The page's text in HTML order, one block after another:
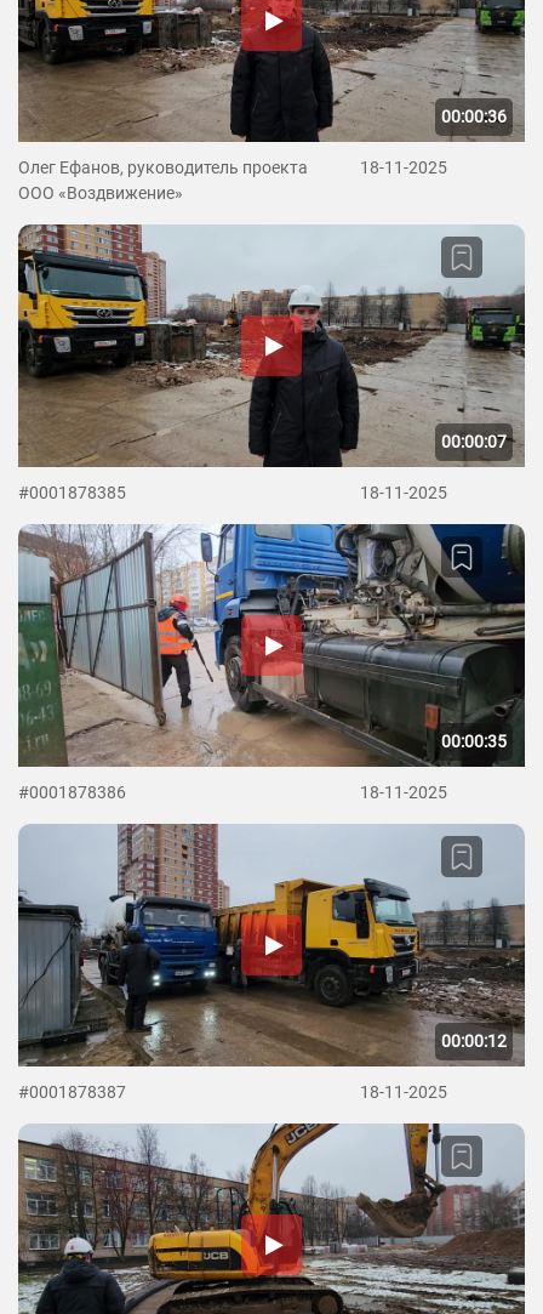
00:00:36
Олег Ефанов, руководитель проекта
ООО «Воздвижение»
18-11-2025
00:00:07
#0001878385 18-11-2025
00:00:35
#0001878386 18-11-2025
00:00:12
#0001878387 18-11-2025